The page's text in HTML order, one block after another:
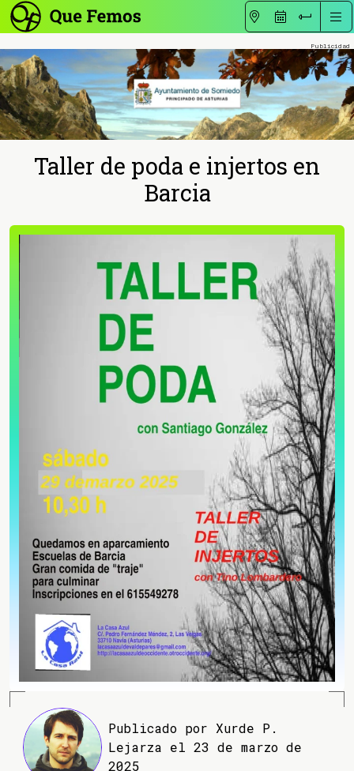
Taller de poda e injertos en
Barcia
Publicado por Xurde P.
Lejarza el 23 de marzo de
2025